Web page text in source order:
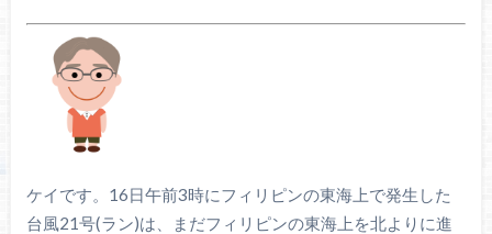
ケイです。16日午前3時にフィリピンの東海上で発生した
台風21号(ラン)は、まだフィリピンの東海上を北よりに進